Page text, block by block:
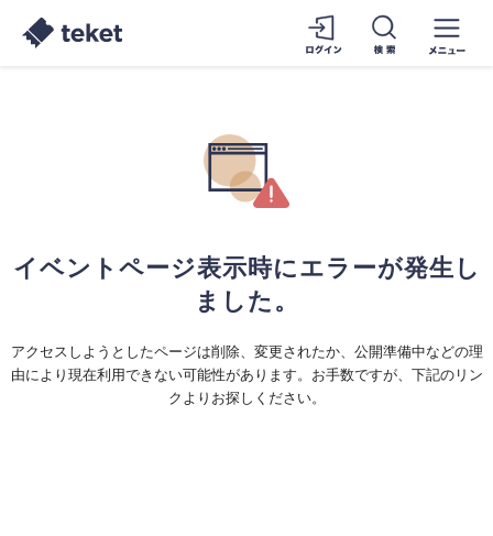
イベントページ表示時にエラーが発生し
ました。
アクセスしようとしたページは削除、変更されたか、公開準備中などの理
由により現在利用できない可能性があります。お手数ですが、下記のリン
クよりお探しください。